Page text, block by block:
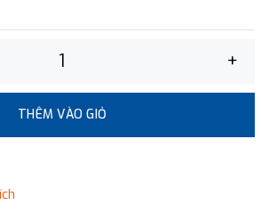
+
THÊM VÀO GIỎ